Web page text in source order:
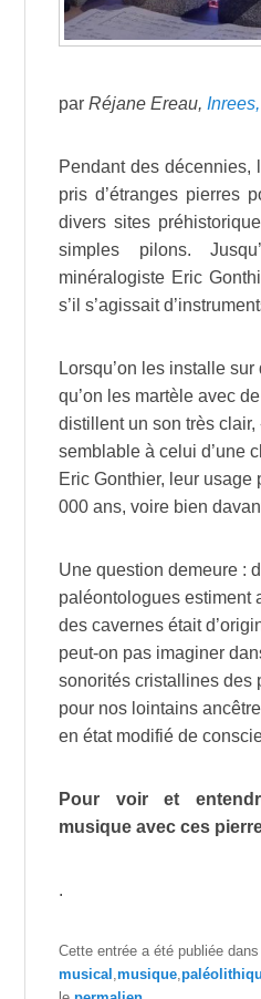
parRéjane Ereau,
Pendant des décennies,
pris d’étranges pierres
divers sites
simples pilons.
minéralogiste Eric
s’il s’agissait
Lorsqu’on les installe
qu’on les martèle avec
distillent un son très clair,
semblable à celui d’une
Eric Gonthier, leur usage
000 ans, voire bien
Une question demeure :
paléontologues estiment
des cavernes était
peut-on pas imaginer
sonorités cristallines des
pour nos lointains
en état modifié de
Pour voir et
musique avec ces
.
Cette entrée a été publiée dans
musical ,musique,